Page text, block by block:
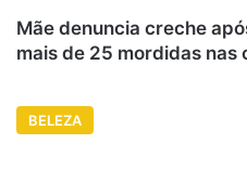
Mãe denuncia creche
mais de 25 mordidas nas
BELEZA